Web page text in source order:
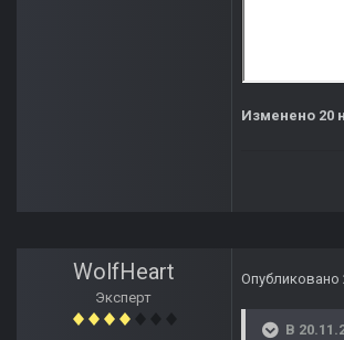
Изменено 20
WolfHeart
Эксперт
Опубликовано
В